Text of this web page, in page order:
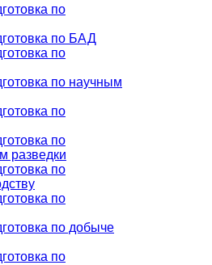
по
по БАД
по
по научным
по
по
разведки
по
по
по добыче
по